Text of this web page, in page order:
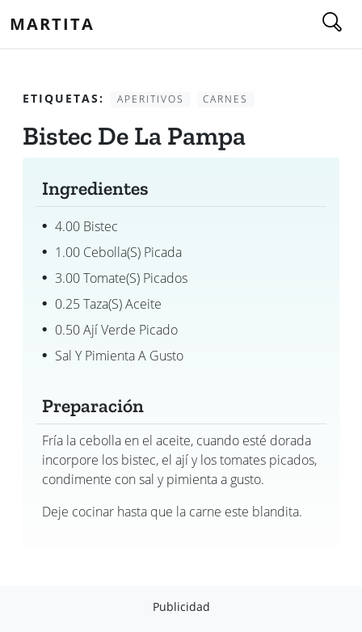
MARTITA
ETIQUETAS: APERITIVOS CARNES
Bistec De La Pampa
Ingredientes
4.00 Bistec
1.00 Cebolla(s) Picada
3.00 Tomate(s) Picados
0.25 Taza(s) Aceite
0.50 Ají Verde Picado
Sal Y Pimienta A Gusto
Preparación
Fría la cebolla en el aceite, cuando esté dorada
incorpore los bistec, el ají y los tomates picados,
condimente con sal y pimienta a gusto.
Deje cocinar hasta que la carne este blandita.
Publicidad